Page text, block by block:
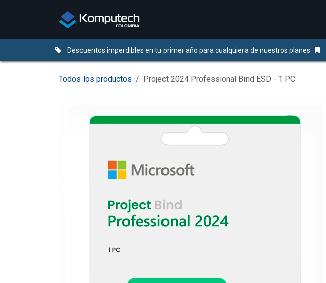
Descuentos imperdibles en tu primer año para cualquiera de nuestros planes
Todos los productos Project 2024 Professional Bind ESD - 1 PC